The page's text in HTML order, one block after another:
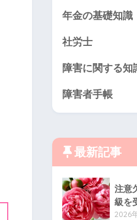
年金の基礎知識
社労士
障害に関する知
障害者手帳
最新記事
注意
級を
2026